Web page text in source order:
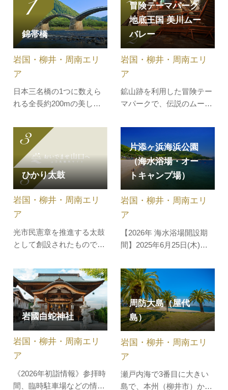
錦帯橋
日本三名橋の1つに数えら
れる全長約200mの美しい
時代初期の1673年に創建さ
れたもので、長さ193.3ｍ
幅5ｍの五連アーチを描い
ています。春にはソメイヨ
シノをはじめとする約1500
本の桜、夏には木々の緑、
秋には紅葉が彩を添え優雅
な景観が広が…
岩国・柳井・周南エリ
ア
冒険テーマパーク
地底王国 美川ムー
バレー
鉱山跡を利用した冒険テー
マパークで、伝説のムー大
探検アトラクションです。
宝石探し体験も楽しめま
す。旧坑内は、古代伝説の
地・ムー大陸をイメージし
た神殿や神秘の湖など15の
ゾーンが迷路で結ばれてい
て、夏も涼…
岩国・柳井・周南エリ
ア
ひかり太鼓
光市民憲章を推進する太鼓
として創設されたもので
岩国・柳井・周南エリ
ア
片添ヶ浜海浜公園
（海水浴場・オー
トキャンプ場）
【2026年 海水浴場開設期
間】2025年6月25日(木)～8
園は、快水浴場百選にも認
定されている美しい海水浴
場と隣接し一体となって多
くの人に親しまれていま
す。真っ白な砂浜とヤシの
木が並ぶ開放的なホワイト
ビーチは、まるで南国のリ
ゾート地の…
岩国・柳井・周南エリ
ア
岩國白蛇神社
《2026年初詣情報》参拝時
間、臨時駐車場などの情報
岩国・柳井・周南エリ
ア
周防大島（屋代
島）
瀬戸内海で3番目に大きい
島で、本州（柳井市）から
岩国・柳井・周南エリ
ア